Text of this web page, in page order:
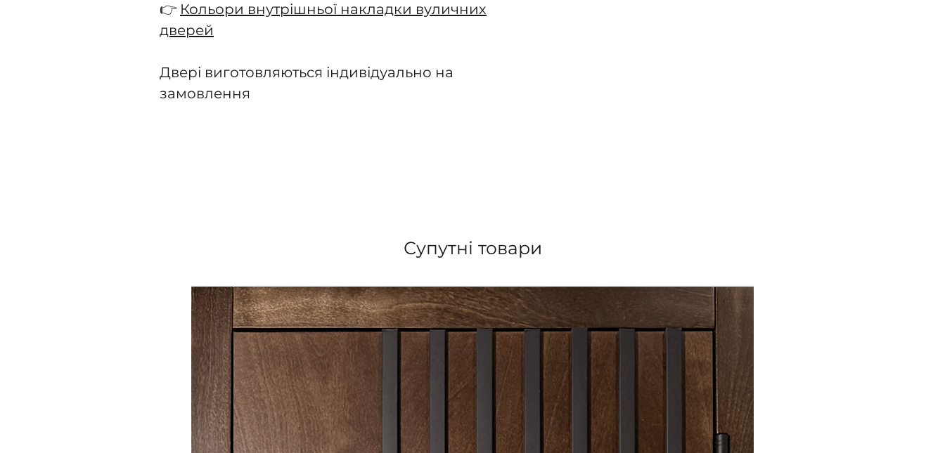
👉 Кольори внутрішньої накладки вуличних
дверей
Двері виготовляються індивідуально на
замовлення
Супутні товари